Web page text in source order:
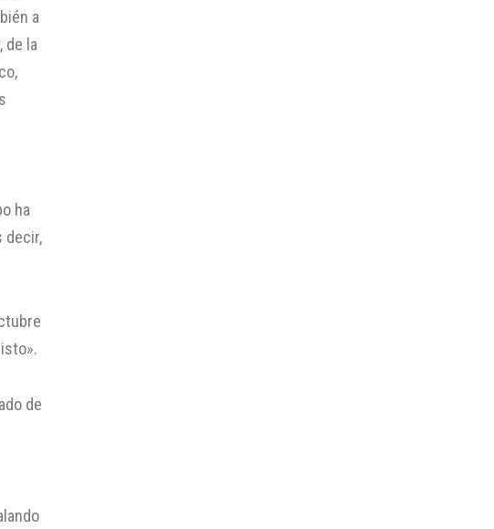
a
de la
ha
decir,
de